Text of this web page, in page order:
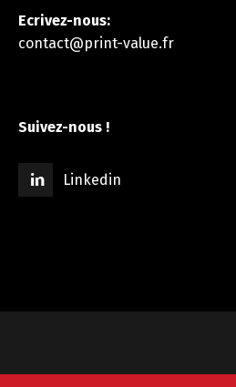
Ecrivez-nous:
contact@print-value.fr
Suivez-nous !
Linkedin